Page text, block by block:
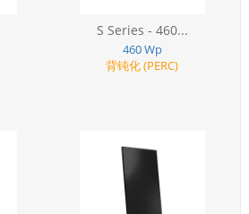
S Series - 460...
460 Wp
背钝化 (PERC)